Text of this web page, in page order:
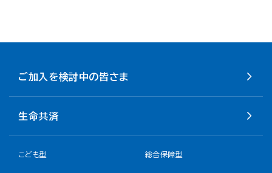
ご加入を検討中の皆さま
生命共済
こども型 総合保障型